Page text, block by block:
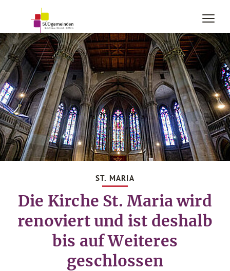
ST. MARIA
Die Kirche St. Maria wird
renoviert und ist deshalb
bis auf Weiteres
geschlossen